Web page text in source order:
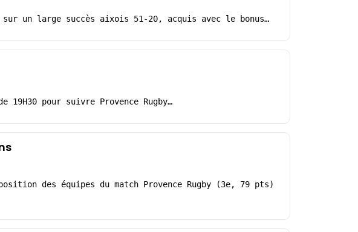
un large succès aixois 51-20, acquis avec le bonus…
pour suivre Provence Rugby…
des équipes du match Provence Rugby (3e, 79 pts)